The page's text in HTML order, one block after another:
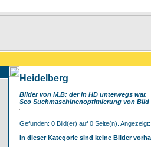
Heidelberg
Bilder von M.B: der in HD unterwegs war.
Seo Suchmaschinenoptimierung von Bild
Gefunden: 0 Bild(er) auf 0 Seite(n). Angezeigt:
In dieser Kategorie sind keine Bilder